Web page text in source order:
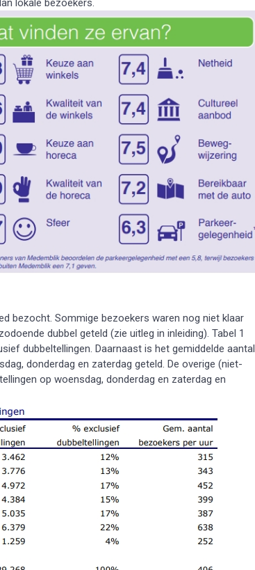
lokale bezoekers.
bezocht. Sommige bezoekers waren nog niet klaar
dubbel geteld (zie uitleg in inleiding). Tabel 1
dubbeltellingen. Daarnaast is het gemiddelde aantal
donderdag en zaterdag geteld. De overige (niet-
op woensdag, donderdag en zaterdag en